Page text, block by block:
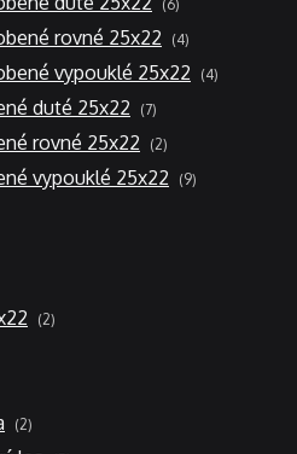
6
produktů
rovné 25x22 44
produkty
vypouklé 25x22 44
produkty
duté 25x22 77
produktů
rovné 25x22 22
produkty
vypouklé 25x22 99
produktů
22
produkty
22
produkty